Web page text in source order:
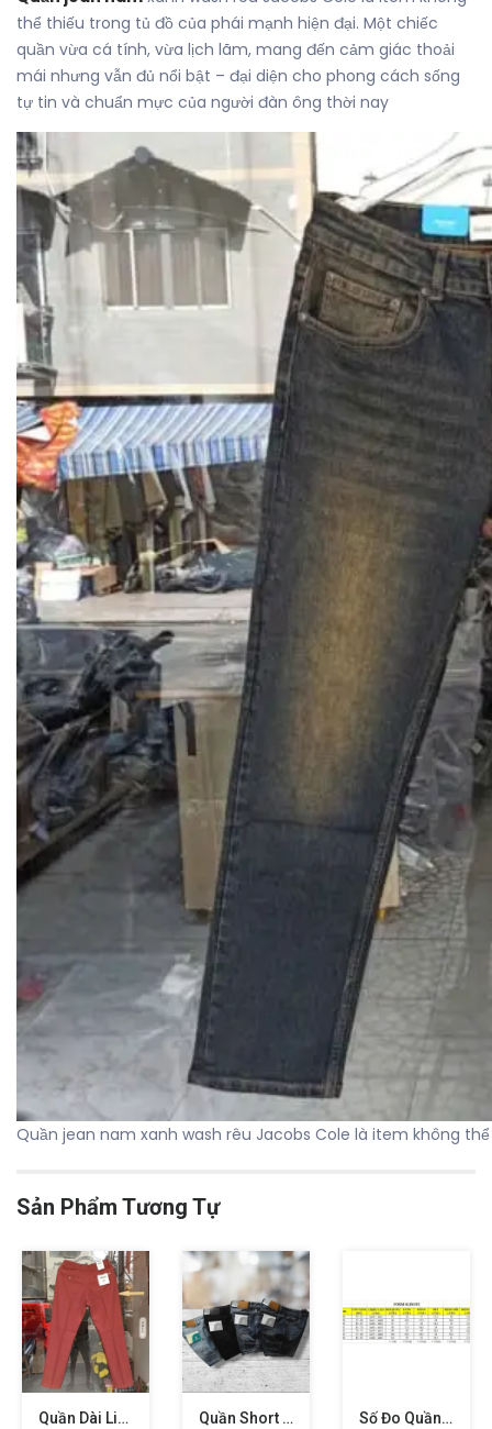
thể thiếu trong tủ đồ của phái mạnh hiện đại. Một chiếc
quần vừa cá tính, vừa lịch lãm, mang đến cảm giác thoải
mái nhưng vẫn đủ nổi bật – đại diện cho phong cách sống
tự tin và chuẩn mực của người đàn ông thời nay
Quần jean nam xanh wash rêu Jacobs Cole là item không
Sản Phẩm Tương Tự
Quần Dài Linen Nam Size 29 30 31 32 34 36 38 40 Quần Short Jean Jacobs Cole Size 28 29 30 31 32 34 36 Số Đo Quần Jean Jacobs Cole Slimfit Các Size 28 29 30 31 32 34 36